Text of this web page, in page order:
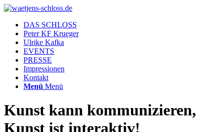
DAS SCHLOSS
Peter KF Krueger
Ulrike Kafka
EVENTS
PRESSE
Impressionen
Kontakt
Menü Menü
Kunst kann kommunizieren,
Kunst ist interaktiv!